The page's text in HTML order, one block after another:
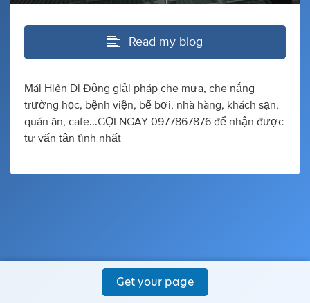
Read my blog
Mái Hiên Di Động giải pháp che mưa, che nắng
trường học, bệnh viện, bể bơi, nhà hàng, khách sạn,
quán ăn, cafe...GỌI NGAY 0977867876 để nhận được
tư vấn tận tình nhất
Get your page